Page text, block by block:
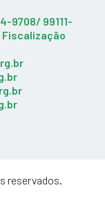
9708/ 99111-
Fiscalização
reservados.